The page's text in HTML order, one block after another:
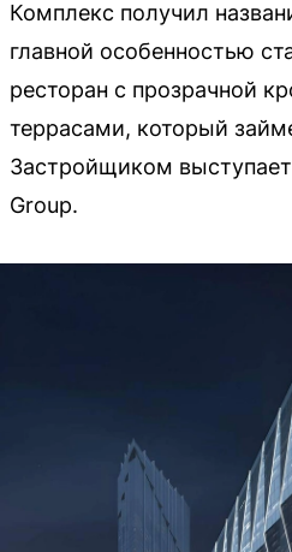
Комплекс получил
главной особенностью
ресторан с прозрачной
террасами, который
Застройщиком
Group.